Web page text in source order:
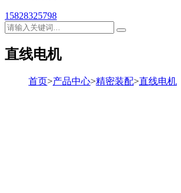
15828325798
直线电机
首页>产品中心>精密装配>直线电机